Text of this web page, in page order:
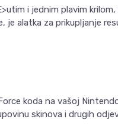
i jednim plavim
je alatka za prikupljanje
koda na vašoj
skinova i drugih